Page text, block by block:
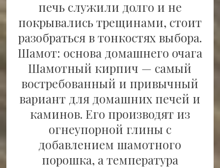
печь служили долго и не
покрывались трещинами, стоит
разобраться в тонкостях выбора.
Шамот: основа домашнего очага
Шамотный кирпич — самый
востребованный и привычный
вариант для домашних печей и
каминов. Его производят из
огнеупорной глины с
добавлением шамотного
порошка, а температура